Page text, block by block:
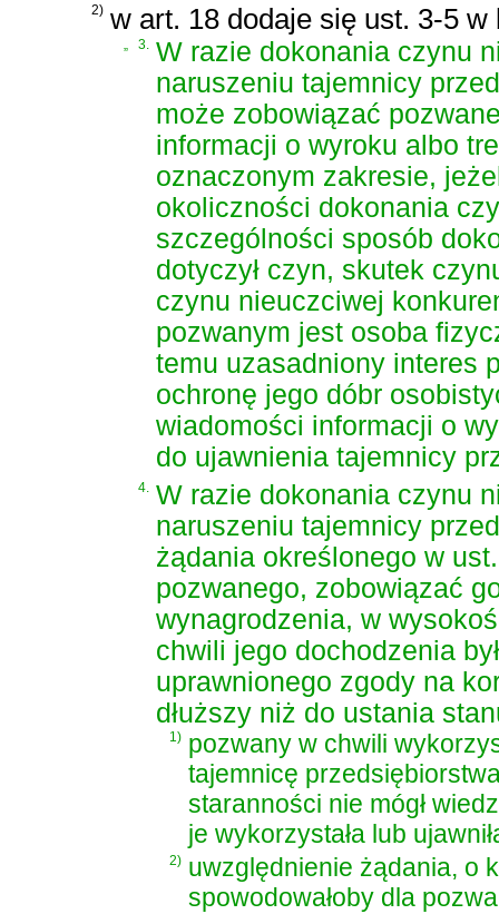
2) w art. 18 dodaje się ust. 3-5 w
3.
W razie dokonania czynu
naruszeniu tajemnicy
może zobowiązać
informacji o wyroku albo
oznaczonym zakresie,
okoliczności dokonania
szczególności sposób
dotyczył czyn, skutek
czynu nieuczciwej
pozwanym jest osoba
temu uzasadniony interes
ochronę jego dóbr
wiadomości informacji o
do ujawnienia tajemnicy
4.
W razie dokonania czynu
naruszeniu tajemnicy
żądania określonego w
pozwanego, zobowiązać
wynagrodzenia, w
chwili jego dochodzenia
uprawnionego zgody na
dłuższy niż do ustania
1) pozwany w chwili
tajemnicę
staranności nie mógł
je wykorzystała lub
2) uwzględnienie żądania, o
spowodowałoby dla